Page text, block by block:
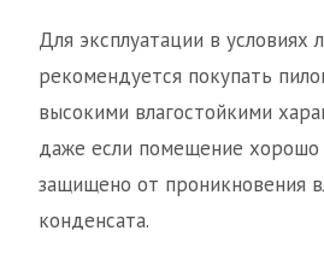
Для эксплуатации в условиях
рекомендуется покупать
высокими влагостойкими
даже если помещение хорошо
защищено от проникновения
конденсата.